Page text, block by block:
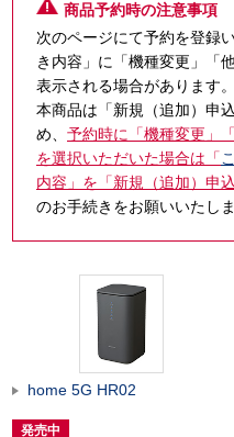
商品予約時の注意事項
次のページにて予約を登録
き内容」に「機種変更」「
表示される場合があります。
本商品は「新規（追加）申
め、 予約時に「機種変更」
を選択いただいた場合は「
内容」を「新規（追加）申
のお手続きをお願いいたしま
home 5G HR02
発売中